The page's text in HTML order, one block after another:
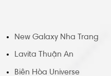
New Galaxy Nha Trang
Lavita Thuận An
Biên Hòa Universe